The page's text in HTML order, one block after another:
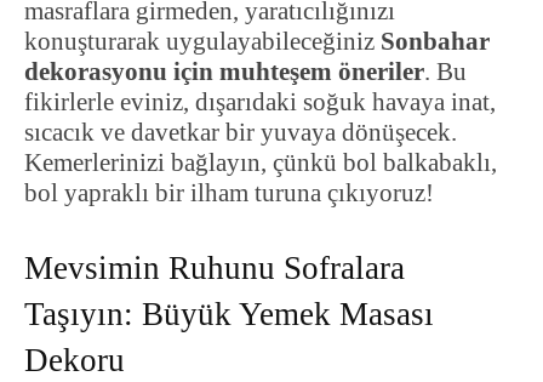
masraflara girmeden, yaratıcılığınızı
konuşturarak uygulayabileceğiniz Sonbahar
dekorasyonu için muhteşem öneriler. Bu
fikirlerle eviniz, dışarıdaki soğuk havaya inat,
sıcacık ve davetkar bir yuvaya dönüşecek.
Kemerlerinizi bağlayın, çünkü bol balkabaklı,
bol yapraklı bir ilham turuna çıkıyoruz!
Mevsimin Ruhunu Sofralara
Taşıyın: Büyük Yemek Masası
Dekoru